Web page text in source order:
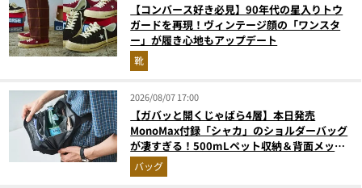
【コンバース好き必見】90年代の星入りトウ
ガードを再現！ヴィンテージ顔の「ワンスタ
ー」が履き心地もアップデート
靴
2026/08/07 17:00
【ガバッと開くじゃばら4層】本日発売
MonoMax付録「シャカ」のショルダーバッグ
が凄すぎる！500mLペット収納＆背面メッシ
ュでベタつかない
バッグ